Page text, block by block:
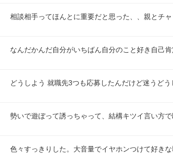
相談相手ってほんとに重要だと思った、、親とチ
なんだかんだ自分がいちばん自分のこと好き自己
どうしよう 就職先3つも応募したんだけど迷うどう
勢いで遊ぼって誘っちゃって、結構キツイ言い方
色々すっきりした。大音量でイヤホンつけて好き